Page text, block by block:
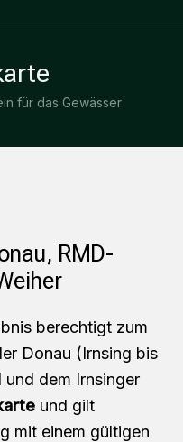
für das Gewässer
RMD-
berechtigt zum
Donau (Irnsing bis
dem Irnsinger
und gilt
mit einem gültigen